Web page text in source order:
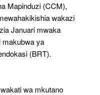
Mwendokasi
Mapinduzi (CCM),
wakazi
Januari mwaka
makubwa ya
(BRT).
wa mkutano